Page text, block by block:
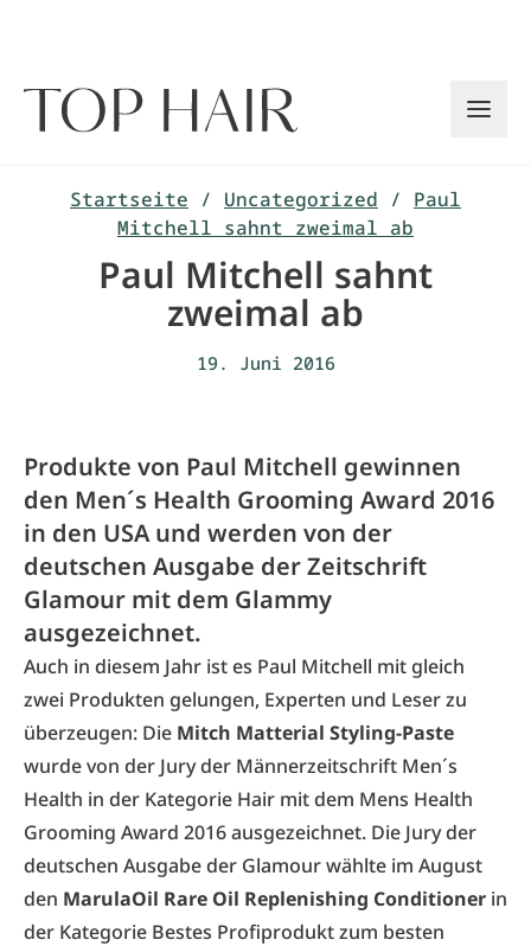
Startseite / Uncategorized / Paul
Mitchell sahnt zweimal ab
Paul Mitchell sahnt
zweimal ab
19. Juni 2016
Produkte von Paul Mitchell gewinnen
den Men´s Health Grooming Award 2016
in den USA und werden von der
deutschen Ausgabe der Zeitschrift
Glamour mit dem Glammy
ausgezeichnet.
Auch in diesem Jahr ist es Paul Mitchell mit gleich
zwei Produkten gelungen, Experten und Leser zu
überzeugen: Die Mitch Matterial Styling-Paste
wurde von der Jury der Männerzeitschrift Men´s
Health in der Kategorie Hair mit dem Mens Health
Grooming Award 2016 ausgezeichnet. Die Jury der
deutschen Ausgabe der Glamour wählte im August
den MarulaOil Rare Oil Replenishing Conditioner in
der Kategorie Bestes Profiprodukt zum besten